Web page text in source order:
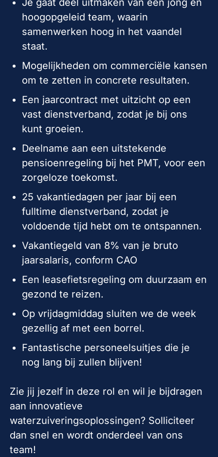
hoogopgeleid team, waarin
samenwerken hoog in het vaandel
staat.
Mogelijkheden om commerciële kansen
om te zetten in concrete resultaten.
Een jaarcontract met uitzicht op een
vast dienstverband, zodat je bij ons
kunt groeien.
Deelname aan een uitstekende
pensioenregeling bij het PMT, voor een
zorgeloze toekomst.
25 vakantiedagen per jaar bij een
fulltime dienstverband, zodat je
voldoende tijd hebt om te ontspannen.
Vakantiegeld van 8% van je bruto
jaarsalaris, conform CAO
Een leasefietsregeling om duurzaam en
gezond te reizen.
Op vrijdagmiddag sluiten we de week
gezellig af met een borrel.
Fantastische personeelsuitjes die je
nog lang bij zullen blijven!
Zie jij jezelf in deze rol en wil je bijdragen
aan innovatieve
waterzuiveringsoplossingen? Solliciteer
dan snel en wordt onderdeel van ons
team!